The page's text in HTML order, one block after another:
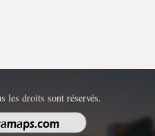
les droits sont réservés.